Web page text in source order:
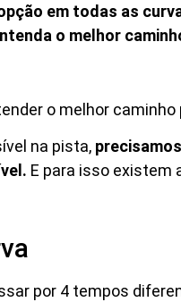
em todas as
o melhor
o melhor caminho
na pista,
E para isso existem
por 4 tempos